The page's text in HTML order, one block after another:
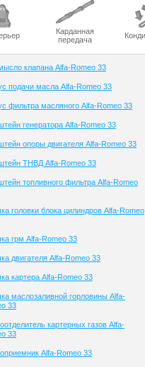
Карданная
передача
клапана Alfa-Romeo 33
подачи масла Alfa-Romeo 33
фильтра масляного Alfa-Romeo 33
генератора Alfa-Romeo 33
опоры двигателя Alfa-Romeo 33
ТНВД Alfa-Romeo 33
топливного фильтра Alfa-Romeo
головки блока цилиндров Alfa-Romeo
грм Alfa-Romeo 33
двигателя Alfa-Romeo 33
картера Alfa-Romeo 33
маслозаливной горловины Alfa-
33
картерных газов Alfa-
33
Alfa-Romeo 33